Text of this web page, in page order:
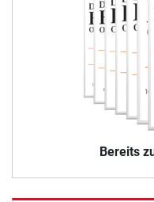
Bereits